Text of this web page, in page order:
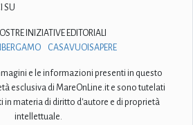
SU
INIZIATIVE EDITORIALI
CASAVUOISAPERE
e le informazioni presenti in questo
esclusiva di MareOnLine.it e sono tutelati
in materia di diritto d'autore e di proprietà
intellettuale.